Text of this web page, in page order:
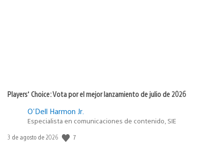
Players’ Choice: Vota por el mejor lanzamiento de julio de 2026
O'Dell Harmon Jr.
Especialista en comunicaciones de contenido, SIE
Fecha
3 de agosto de 2026 7